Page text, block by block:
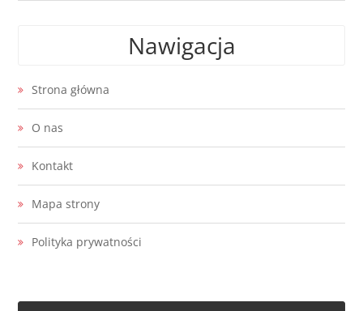
Nawigacja
Strona główna
O nas
Kontakt
Mapa strony
Polityka prywatności